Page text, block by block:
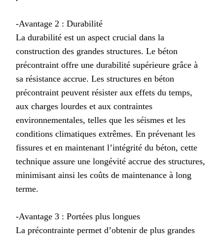
-Avantage 2 : Durabilité
La durabilité est un aspect crucial dans la
construction des grandes structures. Le béton
précontraint offre une durabilité supérieure grâce à
sa résistance accrue. Les structures en béton
précontraint peuvent résister aux effets du temps,
aux charges lourdes et aux contraintes
environnementales, telles que les séismes et les
conditions climatiques extrêmes. En prévenant les
fissures et en maintenant l’intégrité du béton, cette
technique assure une longévité accrue des structures,
minimisant ainsi les coûts de maintenance à long
terme.
-Avantage 3 : Portées plus longues
La précontrainte permet d’obtenir de plus grandes